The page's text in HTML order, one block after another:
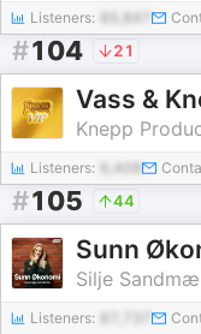
Listeners: 85,847
#104 21
Vass &
Knepp
Listeners: 6,408
#105 44
Sunn
Silje
Listeners: